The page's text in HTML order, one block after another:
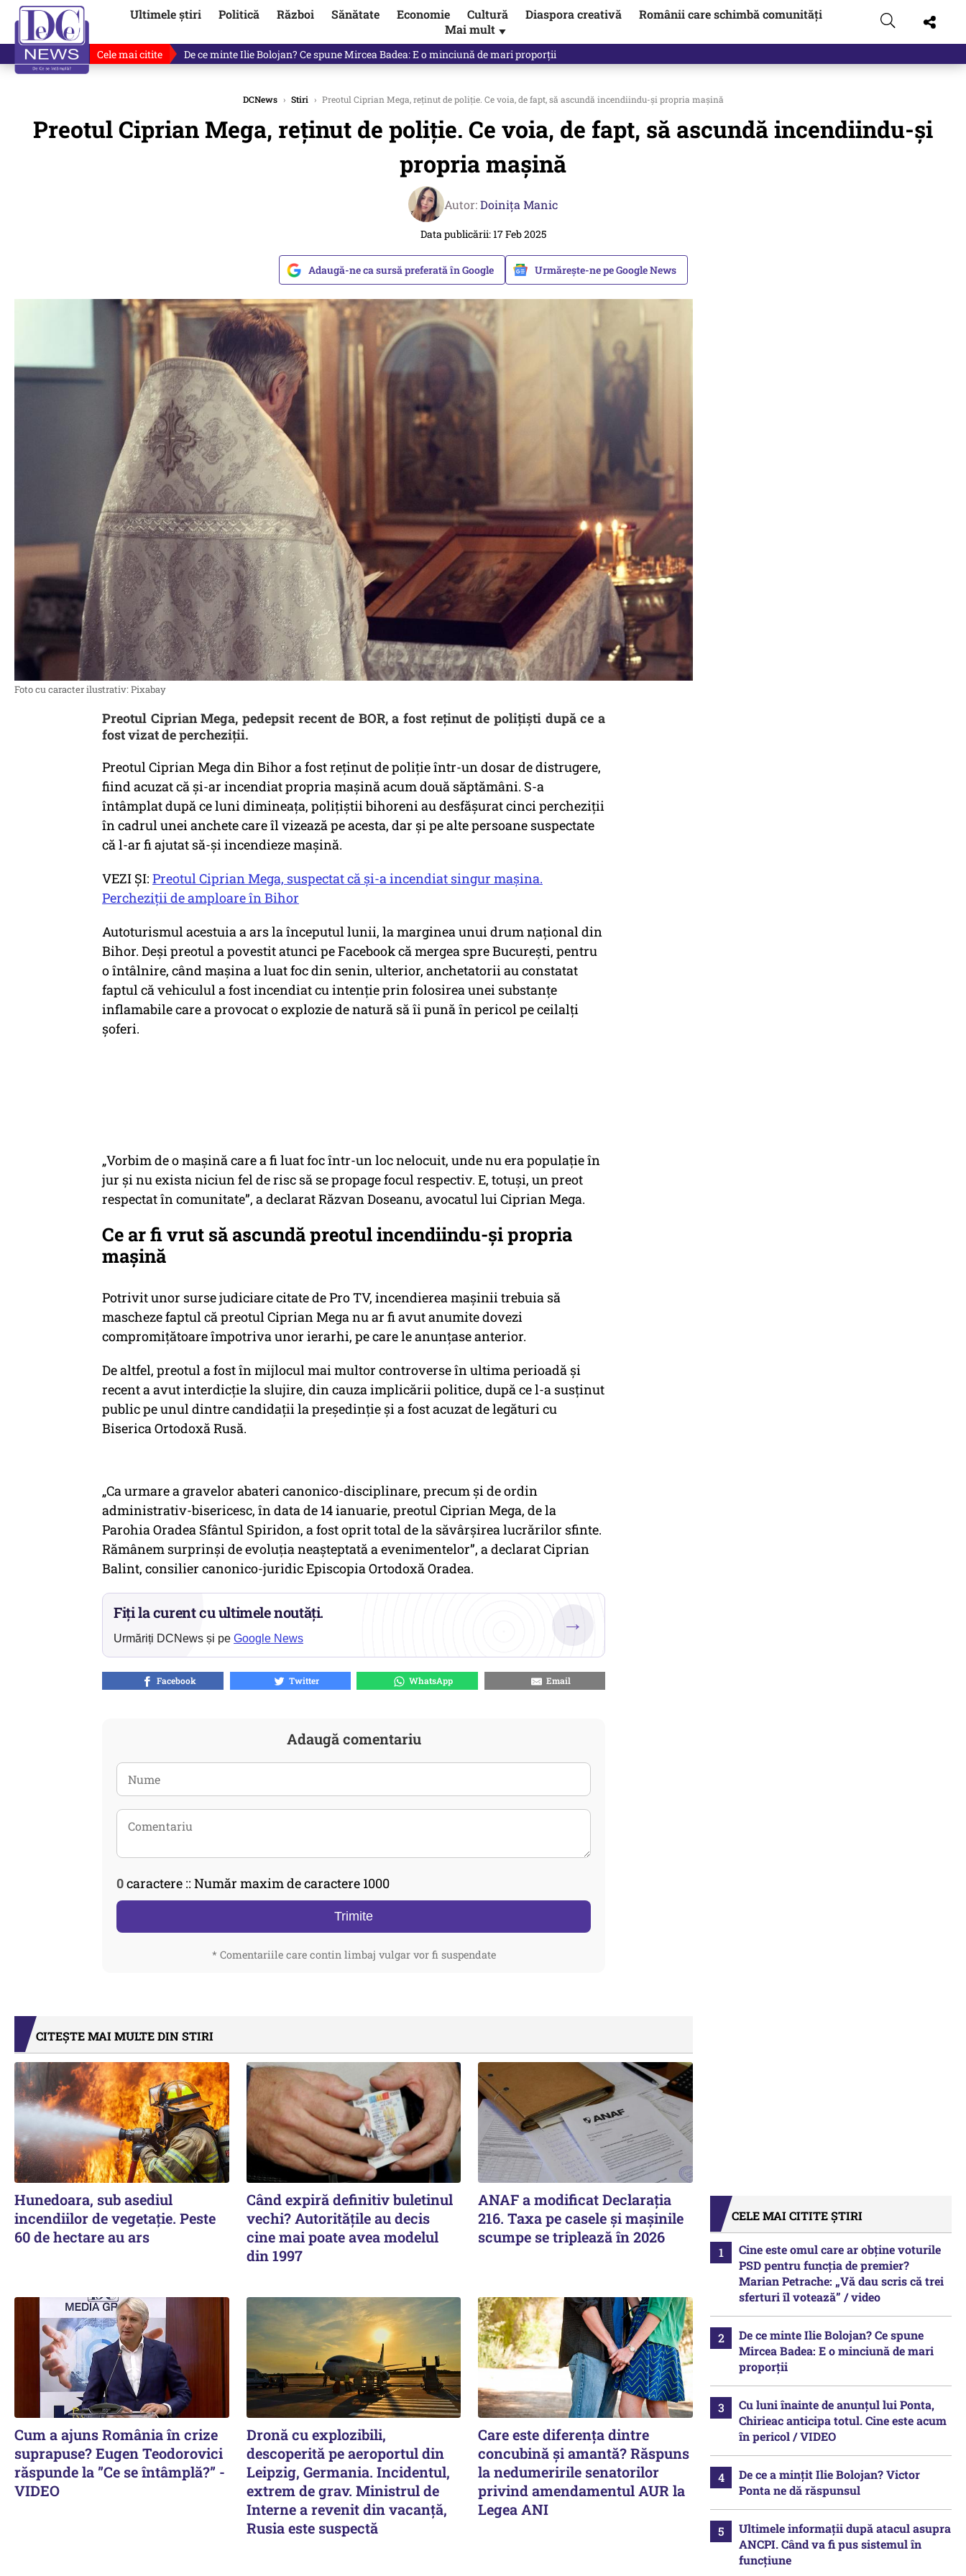
Ultimele știri Politică Război Sănătate Economie Cultură Diaspora creativă
Românii care schimbă comunități
Mai mult ▼
Cele mai citite Cu luni înainte de anunțul lui Ponta, Chirieac anticipa totul. Cine este acum în pericol / VIDEO
DCNews › Stiri › Preotul Ciprian Mega, reținut de poliție. Ce voia, de fapt, să ascundă incendiindu-și propria mașină
Preotul Ciprian Mega, reținut de poliție. Ce voia, de fapt, să ascundă incendiindu-și
propria mașină
Autor:Doinița Manic
Data publicării: 17 Feb 2025
Adaugă-ne ca sursă preferată în Google Urmărește-ne pe Google News
Foto cu caracter ilustrativ: Pixabay
Preotul Ciprian Mega, pedepsit recent de BOR, a fost reținut de polițiști după ce a
fost vizat de percheziții.
Preotul Ciprian Mega din Bihor a fost reținut de poliție într-un dosar de distrugere,
fiind acuzat că și-ar incendiat propria mașină acum două săptămâni. S-a
întâmplat după ce luni dimineața, polițiștii bihoreni au desfășurat cinci percheziții
în cadrul unei anchete care îl vizează pe acesta, dar și pe alte persoane suspectate
că l-ar fi ajutat să-și incendieze mașină.
VEZI ȘI: Preotul Ciprian Mega, suspectat că și-a incendiat singur mașina.
Percheziții de amploare în Bihor
Autoturismul acestuia a ars la începutul lunii, la marginea unui drum național din
Bihor. Deși preotul a povestit atunci pe Facebook că mergea spre București, pentru
o întâlnire, când mașina a luat foc din senin, ulterior, anchetatorii au constatat
faptul că vehiculul a fost incendiat cu intenție prin folosirea unei substanțe
inflamabile care a provocat o explozie de natură să îi pună în pericol pe ceilalți
șoferi.
„Vorbim de o mașină care a fi luat foc într-un loc nelocuit, unde nu era populație în
jur și nu exista niciun fel de risc să se propage focul respectiv. E, totuși, un preot
respectat în comunitate”, a declarat Răzvan Doseanu, avocatul lui Ciprian Mega.
Ce ar fi vrut să ascundă preotul incendiindu-și propria
mașină
Potrivit unor surse judiciare citate de Pro TV, incendierea mașinii trebuia să
mascheze faptul că preotul Ciprian Mega nu ar fi avut anumite dovezi
compromițătoare împotriva unor ierarhi, pe care le anunțase anterior.
De altfel, preotul a fost în mijlocul mai multor controverse în ultima perioadă și
recent a avut interdicție la slujire, din cauza implicării politice, după ce l-a susținut
public pe unul dintre candidații la președinție și a fost acuzat de legături cu
Biserica Ortodoxă Rusă.
„Ca urmare a gravelor abateri canonico-disciplinare, precum și de ordin
administrativ-bisericesc, în data de 14 ianuarie, preotul Ciprian Mega, de la
Parohia Oradea Sfântul Spiridon, a fost oprit total de la săvârșirea lucrărilor sfinte.
Rămânem surprinși de evoluția neașteptată a evenimentelor”, a declarat Ciprian
Balint, consilier canonico-juridic Episcopia Ortodoxă Oradea.
Fiți la curent cu ultimele noutăți.
Urmăriți DCNews și pe Google News
→
Facebook Twitter WhatsApp Email
Adaugă comentariu
0caractere :: Număr maxim de caractere 1000
Trimite
* Comentariile care contin limbaj vulgar vor fi suspendate
CITEȘTE MAI MULTE DIN STIRI
Hunedoara, sub asediul
incendiilor de vegetație. Peste
60 de hectare au ars
Când expiră definitiv buletinul
vechi? Autoritățile au decis
cine mai poate avea modelul
din 1997
ANAF a modificat Declarația
216. Taxa pe casele și mașinile
scumpe se triplează în 2026
Cum a ajuns România în crize
suprapuse? Eugen Teodorovici
răspunde la ”Ce se întâmplă?” -
VIDEO
Dronă cu explozibili,
descoperită pe aeroportul din
Leipzig, Germania. Incidentul,
extrem de grav. Ministrul de
Interne a revenit din vacanță,
Rusia este suspectă
Care este diferența dintre
concubină și amantă? Răspuns
la nedumeririle senatorilor
privind amendamentul AUR la
Legea ANI
CELE MAI CITITE ȘTIRI
Cine este omul care ar obține voturile
PSD pentru funcția de premier?
Marian Petrache: „Vă dau scris că trei
sferturi îl votează” / video
De ce minte Ilie Bolojan? Ce spune
Mircea Badea: E o minciună de mari
proporții
Cu luni înainte de anunțul lui Ponta,
Chirieac anticipa totul. Cine este acum
în pericol / VIDEO
De ce a mințit Ilie Bolojan? Victor
Ponta ne dă răspunsul
Ultimele informații după atacul asupra
ANCPI. Când va fi pus sistemul în
funcțiune